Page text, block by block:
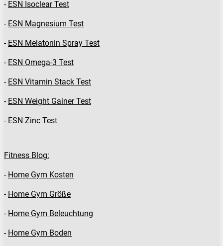
- ESN Isoclear Test
- ESN Magnesium Test
- ESN Melatonin Spray Test
- ESN Omega-3 Test
- ESN Vitamin Stack Test
- ESN Weight Gainer Test
- ESN Zinc Test
Fitness Blog:
- Home Gym Kosten
- Home Gym Größe
- Home Gym Beleuchtung
- Home Gym Boden